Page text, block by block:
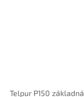
Telpur P150 základná